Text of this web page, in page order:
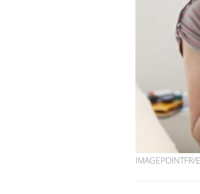
IMAGEPOINTFR/
VIH :
tous
jours